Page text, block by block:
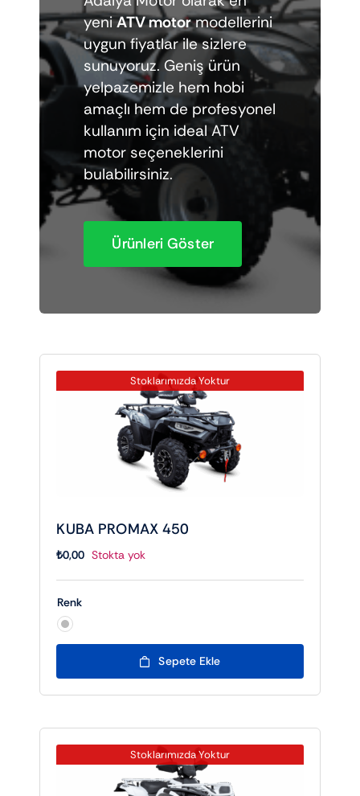
Elektrikli araçlar
Scooter motorlar
Cub ve cg
Chopper ve cross
Racing motorlar
yeniATV motormodellerini
uygun fiyatlar ile sizlere
sunuyoruz. Geniş ürün
yelpazemizle hem hobi
amaçlı hem de profesyonel
kullanım için ideal ATV
motor seçeneklerini
bulabilirsiniz.
Ürünleri Göster
Stoklarımızda Yoktur
KUBA PROMAX 450
₺0,00 Stokta yok
Renk
Sepete Ekle
Stoklarımızda Yoktur